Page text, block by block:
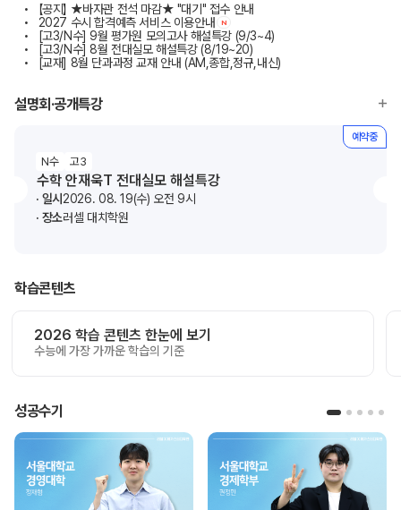
【공지】 ★바자관 전석 마감★ "대기" 접수 안내
2027 수시 합격예측 서비스 이용안내
N
[고3/N수] 9월 평가원 모의고사 해설특강 (9/3~4)
[고3/N수] 8월 전대실모 해설특강 (8/19~20)
[교재] 8월 단과과정 교재 안내 (AM,종합,정규,내신)
설명회·공개특강
N수 고3
수학 안재욱T 전대실모 해설특강
일시2026. 08. 19(수) 오전 9시
장소러셀 대치학원
예약중
학습콘텐츠
2026 학습 콘텐츠 한눈에 보기
수능에 가장 가까운 학습의 기준
성공수기